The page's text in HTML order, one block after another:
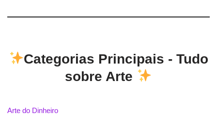
Categorias Principais - Tudo
sobre Arte
Arte do Dinheiro